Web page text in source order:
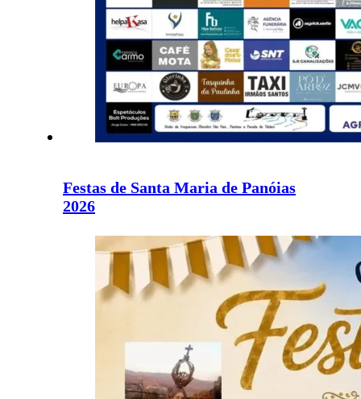
Festas de Santa Maria de Panóias
2026